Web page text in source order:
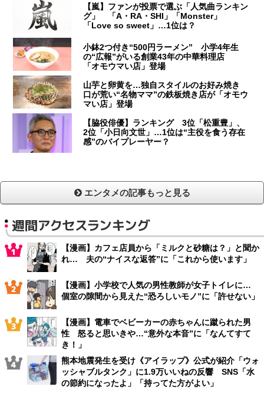
【嵐】ファンが投票で選ぶ「人気曲ランキン
グ」 「A・RA・SHI」「Monster」
「Love so sweet」…1位は？
小鉢2つ付き“500円ラーメン” 小学4年生
の“広報”がいる創業43年の中華料理店
「オモウマい店」登場
山芋と卵黄を…独自スタイルのお好み焼き
口が荒い“名物ママ”の鉄板焼き店が「オモウ
マい店」登場
【脇役俳優】ランキング 3位「松重豊」、
2位「小日向文世」…1位は“主役を食う存在
感”のバイプレーヤー？
エンタメの記事もっと見る
週間アクセスランキング
【漫画】カフェ店員から「ミルクと砂糖は？」と聞か
れ… 夫の“ナイスな返答”に「これから使います」
【漫画】小学校で人気の男性教師が女子トイレに…
個室の隙間から見えた“恐ろしいモノ”に「許せない」
【漫画】電車でベビーカーの赤ちゃんに蹴られた男
性 怒ると思いきや…“意外な本音”に「なんてすて
き！」
熊本地震発生を受け《アイラップ》公式が紹介「ウォ
ッシャブルタンク」に1.9万いいねの反響 SNS「水
の節約になったよ」「持ってた方がよい」